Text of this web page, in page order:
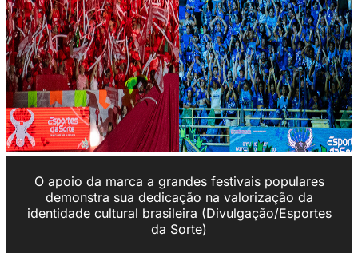
O apoio da marca a grandes festivais populares
demonstra sua dedicação na valorização da
identidade cultural brasileira (Divulgação/Esportes
da Sorte)